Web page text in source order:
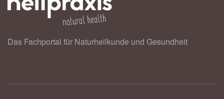
Das Fachportal für Naturheilkunde und Gesundheit